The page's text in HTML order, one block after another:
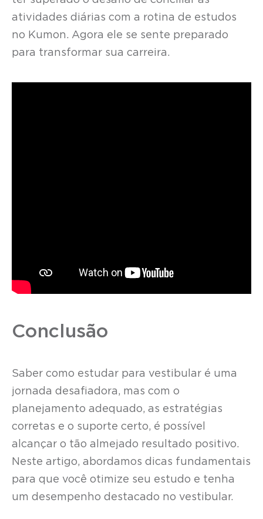
atividades diárias com a rotina de estudos
no Kumon. Agora ele se sente preparado
para transformar sua carreira.
Conclusão
Saber como estudar para vestibular é uma
jornada desafiadora, mas com o
planejamento adequado, as estratégias
corretas e o suporte certo, é possível
alcançar o tão almejado resultado positivo.
Neste artigo, abordamos dicas fundamentais
para que você otimize seu estudo e tenha
um desempenho destacado no vestibular.